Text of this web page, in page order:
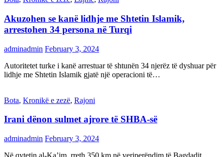
Akuzohen se kanë lidhje me Shtetin Islamik,
arrestohen 34 persona në Turqi
adminadmin February 3, 2024
Autoritetet turke i kanë arrestuar të shtunën 34 njerëz të dyshuar për
lidhje me Shtetin Islamik gjatë një operacioni të…
Bota, Kronikë e zezë, Rajoni
Irani dënon sulmet ajrore të SHBA-së
adminadmin February 3, 2024
Në qytetin al-Ka’im, rreth 350 km në veriperëndim të Bagdadit,